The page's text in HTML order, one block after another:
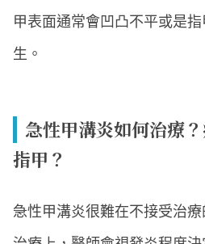
甲表面通常會凹凸不平或是
生。
急性甲溝炎如何治療
指甲？
急性甲溝炎很難在不接受治